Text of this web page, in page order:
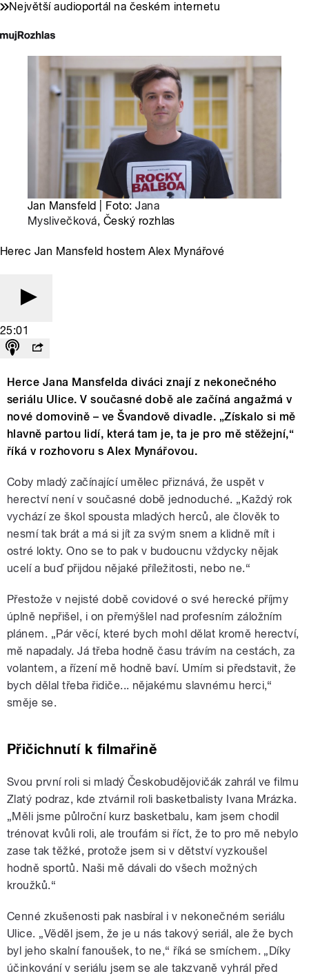
Největší audioportál na českém internetu
Jan Mansfeld | Foto:Jana
Myslivečková, Český rozhlas
Herec Jan Mansfeld hostem Alex Mynářové
25:01
Herce Jana Mansfelda diváci znají z nekonečného
seriálu Ulice. V současné době ale začíná angažmá v
nové domovině – ve Švandově divadle. „Získalo si mě
hlavně partou lidí, která tam je, ta je pro mě stěžejní,“
říká v rozhovoru s Alex Mynářovou.
Coby mladý začínající umělec přiznává, že uspět v
herectví není v současné době jednoduché. „Každý rok
vychází ze škol spousta mladých herců, ale člověk to
nesmí tak brát a má si jít za svým snem a klidně mít i
ostré lokty. Ono se to pak v budoucnu vždycky nějak
ucelí a buď přijdou nějaké příležitosti, nebo ne.“
Přestože v nejisté době covidové o své herecké příjmy
úplně nepřišel, i on přemýšlel nad profesním záložním
plánem. „Pár věcí, které bych mohl dělat kromě herectví,
mě napadaly. Já třeba hodně času trávím na cestách, za
volantem, a řízení mě hodně baví. Umím si představit, že
bych dělal třeba řidiče... nějakému slavnému herci,“
směje se.
Přičichnutí k filmařině
Svou první roli si mladý Českobudějovičák zahrál ve filmu
Zlatý podraz, kde ztvárnil roli basketbalisty Ivana Mrázka.
„Měli jsme půlroční kurz basketbalu, kam jsem chodil
trénovat kvůli roli, ale troufám si říct, že to pro mě nebylo
zase tak těžké, protože jsem si v dětství vyzkoušel
hodně sportů. Naši mě dávali do všech možných
kroužků.“
Cenné zkušenosti pak nasbíral i v nekonečném seriálu
Ulice. „Věděl jsem, že je u nás takový seriál, ale že bych
byl jeho skalní fanoušek, to ne,“ říká se smíchem. „Díky
účinkování v seriálu jsem se ale takzvaně vyhrál před